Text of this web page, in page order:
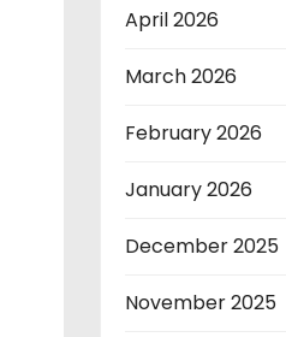
April 2026
March 2026
February 2026
January 2026
December 2025
November 2025